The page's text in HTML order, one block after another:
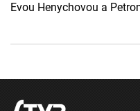
Evou Henychovou a